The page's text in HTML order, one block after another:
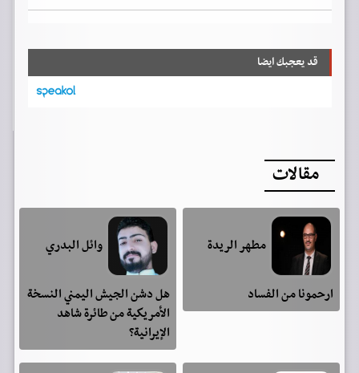
قد يعجبك ايضا
مقالات
مطهر الريدة
ارحمونا من الفساد
وائل البدري
هل دشن الجيش اليمني النسخة
الأمريكية من طائرة شاهد
الإيرانية؟